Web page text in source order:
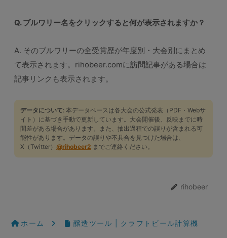
Q. ブルワリー名をクリックすると何が表示されますか？
A. そのブルワリーの全受賞歴が年度別・大会別にまとめ
て表示されます。rihobeer.comに訪問記事がある場合は
記事リンクも表示されます。
データについて: 本データベースは各大会の公式発表（PDF・Webサ
イト）に基づき手動で更新しています。大会開催後、反映までに時
間差がある場合があります。また、抽出過程での誤りが含まれる可
能性があります。データの誤りや不具合を見つけた場合は、
X（Twitter） @rihobeer2 までご連絡ください。
rihobeer
ホーム 醸造ツール | クラフトビール計算機